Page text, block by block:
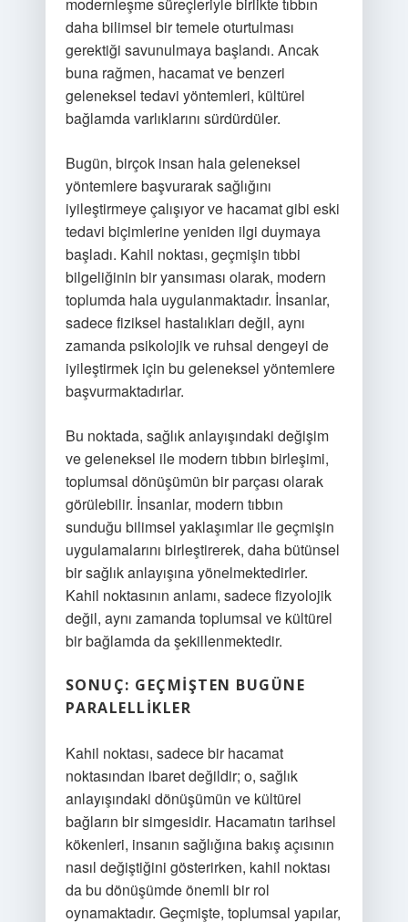
daha bilimsel bir temele oturtulması
gerektiği savunulmaya başlandı. Ancak
buna rağmen, hacamat ve benzeri
geleneksel tedavi yöntemleri, kültürel
bağlamda varlıklarını sürdürdüler.
Bugün, birçok insan hala geleneksel
yöntemlere başvurarak sağlığını
iyileştirmeye çalışıyor ve hacamat gibi eski
tedavi biçimlerine yeniden ilgi duymaya
başladı. Kahil noktası, geçmişin tıbbi
bilgeliğinin bir yansıması olarak, modern
toplumda hala uygulanmaktadır. İnsanlar,
sadece fiziksel hastalıkları değil, aynı
zamanda psikolojik ve ruhsal dengeyi de
iyileştirmek için bu geleneksel yöntemlere
başvurmaktadırlar.
Bu noktada, sağlık anlayışındaki değişim
ve geleneksel ile modern tıbbın birleşimi,
toplumsal dönüşümün bir parçası olarak
görülebilir. İnsanlar, modern tıbbın
sunduğu bilimsel yaklaşımlar ile geçmişin
uygulamalarını birleştirerek, daha bütünsel
bir sağlık anlayışına yönelmektedirler.
Kahil noktasının anlamı, sadece fizyolojik
değil, aynı zamanda toplumsal ve kültürel
bir bağlamda da şekillenmektedir.
SONUÇ: GEÇMIŞTEN BUGÜNE
PARALELLIKLER
Kahil noktası, sadece bir hacamat
noktasından ibaret değildir; o, sağlık
anlayışındaki dönüşümün ve kültürel
bağların bir simgesidir. Hacamatın tarihsel
kökenleri, insanın sağlığına bakış açısının
nasıl değiştiğini gösterirken, kahil noktası
da bu dönüşümde önemli bir rol
oynamaktadır. Geçmişte, toplumsal yapılar,